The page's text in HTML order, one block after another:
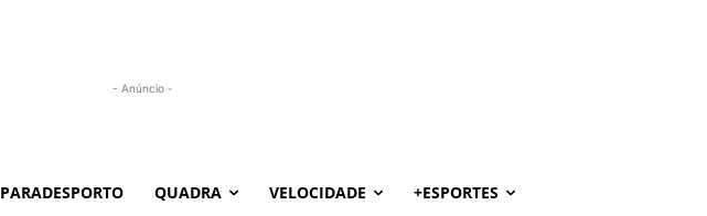
- Anúncio -
PARADESPORTO QUADRA VELOCIDADE +ESPORTES